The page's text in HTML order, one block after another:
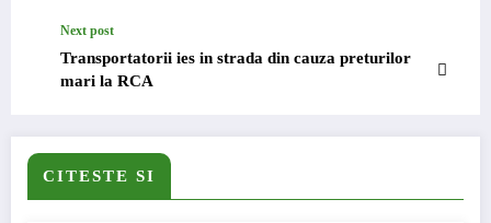
Next post
Transportatorii ies in strada din cauza preturilor
mari la RCA
CITESTE SI